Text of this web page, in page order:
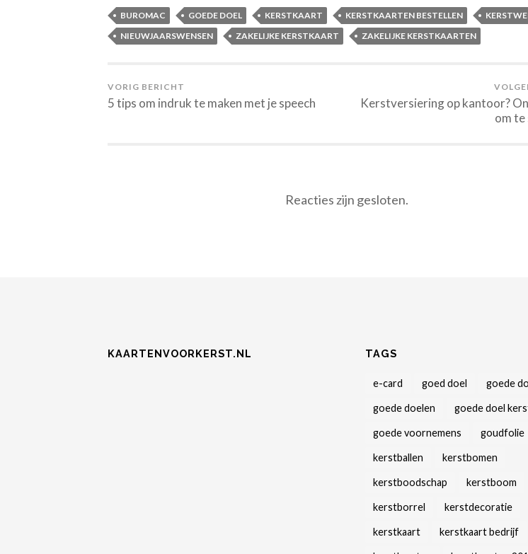
BUROMAC GOEDE DOEL KERSTKAART KERSTKAARTEN BESTELLEN
NIEUWJAARSWENSEN
ZAKELIJKE KERSTKAART ZAKELIJKE KERSTKAARTEN
VORIG BERICHT
5 tips om indruk te maken met je speech
Kerstversiering op kantoor?
om
Reacties zijn gesloten.
KAARTENVOORKERST.NL TAGS
e-card goed doel goede
goede doelen goede doel
goede voornemens goudfolie
kerstballen kerstbomen
kerstboodschap kerstboom
kerstborrel kerstdecoratie
kerstkaart kerstkaart bedrijf